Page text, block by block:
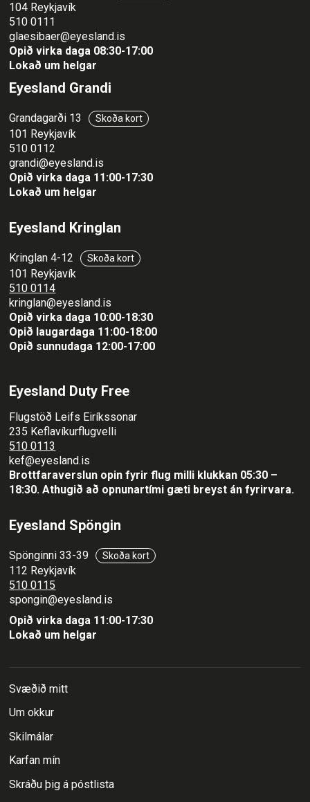
104 Reykjavík
510 0111
glaesibaer@eyesland.is
Opið virka daga 08:30-17:00
Lokað um helgar
Eyesland Grandi
Grandagarði 13 Skoða kort
101 Reykjavík
510 0112
grandi@eyesland.is
Opið virka daga 11:00-17:30
Lokað um helgar
Eyesland Kringlan
Kringlan 4-12 Skoða kort
101 Reykjavík
510 0114
kringlan@eyesland.is
Opið virka daga 10:00-18:30
Opið laugardaga 11:00-18:00
Opið sunnudaga 12:00-17:00
Eyesland Duty Free
Flugstöð Leifs Eiríkssonar
235 Keflavíkurflugvelli
510 0113
kef@eyesland.is
Brottfaraverslun opin fyrir flug milli klukkan 05:30 –
18:30.Athugið að opnunartími gæti breyst án fyrirvara.
Eyesland Spöngin
Spönginni 33-39 Skoða kort
112 Reykjavík
510 0115
spongin@eyesland.is
Opið virka daga 11:00-17:30
Lokað um helgar
Svæðið mitt
Um okkur
Skilmálar
Karfan mín
Skráðu þig á póstlista